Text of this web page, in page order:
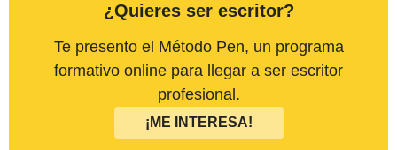
¿Quieres ser escritor?
Te presento el Método Pen, un programa
formativo online para llegar a ser escritor
profesional.
¡ME INTERESA!